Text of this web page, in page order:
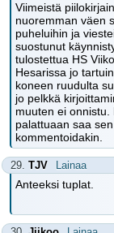
Viimeistä
nuoremman väen
puheluihin ja
suostunut
tulostettua HS
Hesarissa jo
koneen ruudulta
jo pelkkä
muuten ei onnistu.
palattuaan saa
kommentoidakin.
29. TJV Lainaa
Anteeksi tuplat.